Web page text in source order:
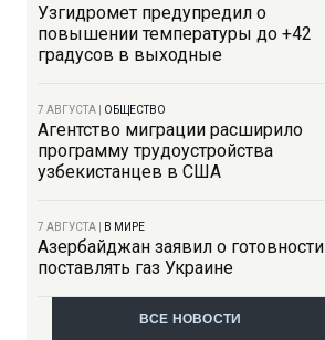
Узгидромет предупредил о
повышении температуры до +42
градусов в выходные
7 АВГУСТА ОБЩЕСТВО
Агентство миграции расширило
программу трудоустройства
узбекистанцев в США
7 АВГУСТА В МИРЕ
Азербайджан заявил о готовности
поставлять газ Украине
ВСЕ НОВОСТИ